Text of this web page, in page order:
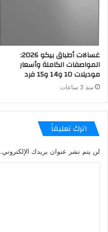
غسالات أطباق بيكو 2026:
المواصفات الكاملة وأسعار
موديلات 10 و14 و15 فرد
منذ 3 ساعات
اترك تعليقاً
لن يتم نشر عنوان بريدك الإلكتروني.